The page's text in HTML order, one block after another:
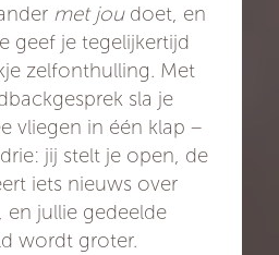
met joudoet, en
geef je tegelijkertijd
zelfonthulling. Met
sla je
vliegen in één klap –
jij stelt je open, de
iets nieuws over
en jullie gedeelde
wordt groter.